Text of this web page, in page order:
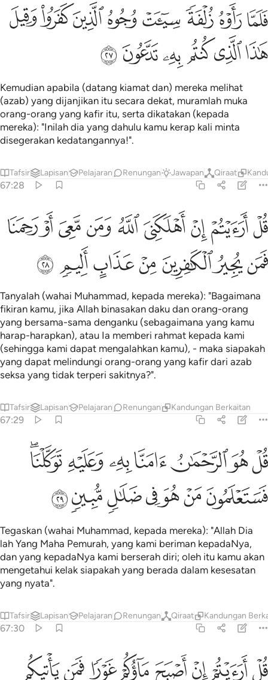
فلما راوه زلفة سييت وجوه الذين كفروا وقيل هاذا الذي كنتم به تدعون
فَلَمَّا رَأَوْهُ زُلْفَةًۭ سِيٓـَٔتْ وُجُوهُ ٱلَّذِينَ كَفَرُوا۟ وَقِيلَ هَـٰذَا ٱلَّذِى كُنتُم بِهِۦ تَدَّعُونَ
ﱁﱂﱃﱄﱅﱆﱇﱈ
ﱉﱊﱋﱌﱍﱎ
Kemudian apabila (datang kiamat dan) mereka melihat
(azab) yang dijanjikan itu secara dekat, muramlah muka
orang-orang yang kafir itu, serta dikatakan (kepada
mereka): "Inilah dia yang dahulu kamu kerap kali minta
disegerakan kedatangannya!".
Tafsir Lapisan Pelajaran Renungan Jawapan Qiraat
67:28
قل ارايتم ان اهلكني الله ومن معي او رحمنا فمن يجير الكافرين من
قُلْ أَرَءَيْتُمْ إِنْ أَهْلَكَنِىَ ٱللَّهُ وَمَن مَّعِىَ أَوْ رَحِمَنَا فَمَن يُجِيرُ ٱلْكَـٰفِرِينَ
ﱏﱐﱑﱒﱓﱔﱕﱖﱗ
ﱘﱙﱚﱛﱜﱝ ﱞ
Tanyalah (wahai Muhammad, kepada mereka): "Bagaimana
fikiran kamu, jika Allah binasakan daku dan orang-orang
yang bersama-sama denganku (sebagaimana yang kamu
harap-harapkan), atau Ia memberi rahmat kepada kami
(sehingga kami dapat mengalahkan kamu), - maka siapakah
yang dapat melindungi orang-orang yang kafir dari azab
seksa yang tidak terperi sakitnya?".
Tafsir Lapisan Pelajaran Renungan Kandungan Berkaitan
67:29
قل هو الرحمان امنا به وعليه توكلنا فستعلمون من هو في ضلال مبين ٢٩
قُلْ هُوَ ٱلرَّحْمَـٰنُ ءَامَنَّا بِهِۦ وَعَلَيْهِ تَوَكَّلْنَا ۖ فَسَتَعْلَمُونَ مَنْ هُوَ فِى
ﱟﱠﱡﱢﱣﱤﱥﱦ
ﱧﱨﱩﱪﱫﱬﱭ
Tegaskan (wahai Muhammad, kepada mereka): "Allah Dia
lah Yang Maha Pemurah, yang kami beriman kepadaNya,
dan yang kepadaNya kami berserah diri; oleh itu kamu akan
mengetahui kelak siapakah yang berada dalam kesesatan
yang nyata".
Tafsir Lapisan Pelajaran Renungan Qiraat Kandungan
67:30
قل ارايتم ان اصبح ماوكم غورا فمن ياتيكم بماء معين ٣٠
قُلْ أَرَءَيْتُمْ إِنْ أَصْبَحَ مَآؤُكُمْ غَوْرًۭا فَمَن يَأْتِيكُم بِمَآءٍۢ مَّعِينٍۭ ٣٠
ﱮﱯﱰﱱﱲﱳﱴﱵ